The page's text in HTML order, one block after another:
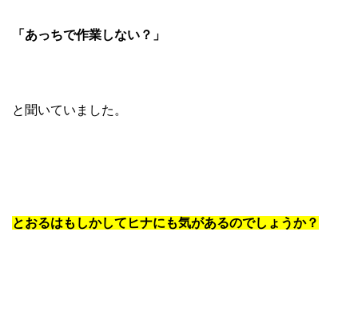
「あっちで作業しない？」
と聞いていました。
とおるはもしかしてヒナにも気があるのでしょうか？